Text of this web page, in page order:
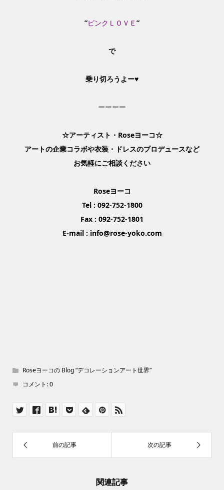
”ピンク ＬＯＶＥ”
で
乗り切ろうよー♥
ーーーー
☆アーティスト・Roseヨーコ☆
アートの企業コラボや衣装・ドレスのプロデュースなど
お気軽にご相談ください
Roseヨーコ
Tel : 092-752-1800
Fax : 092-752-1801
E-mail : info@rose-yoko.com
Roseヨーコの Blog “デコレーションアート世界”
コメント:0
関連記事